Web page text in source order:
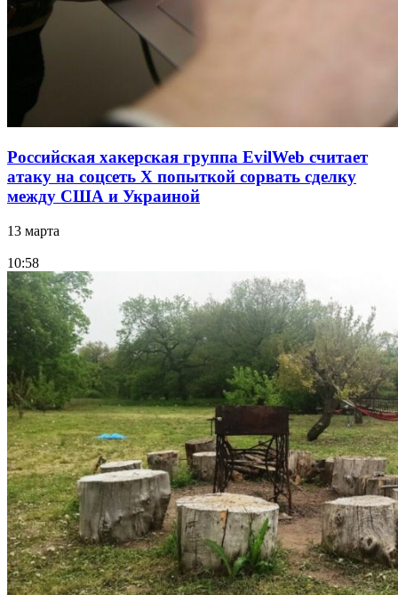
Российская хакерская группа EvilWeb считает
атаку на соцсеть Х попыткой сорвать сделку
между США и Украиной
13 марта
10:58